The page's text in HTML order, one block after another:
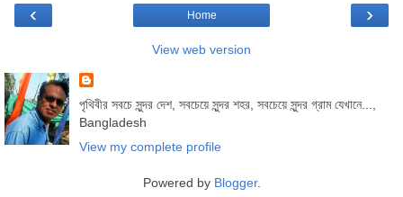
‹ ›
Home
View web version
পৃথিবীর সবচে সুন্দর দেশ, সবচেয়ে সুন্দর শহর, সবচেয়ে সুন্দর গ্রাম যেখানে...,
Bangladesh
View my complete profile
Powered by Blogger.